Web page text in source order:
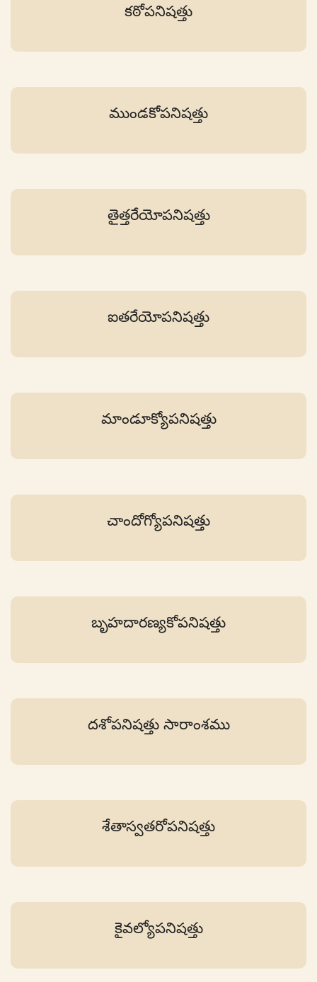
కఠోపనిషత్తు
ముండకోపనిషత్తు
తైత్తరేయోపనిషత్తు
ఐతరేయోపనిషత్తు
మాండూక్యోపనిషత్తు
చాందోగ్యోపనిషత్తు
బృహదారణ్యకోపనిషత్తు
దశోపనిషత్తు సారాంశము
శేతాస్వతరోపనిషత్తు
కైవల్యోపనిషత్తు